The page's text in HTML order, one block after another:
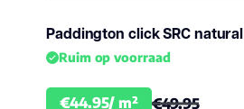
Paddington click SRC natural
Ruim op voorraad
€44.95/ m² €49.95